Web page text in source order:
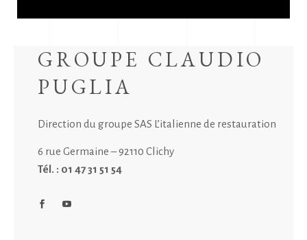
GROUPE CLAUDIO
PUGLIA
Direction du groupe SAS L’italienne de restauration
6 rue Germaine – 92110 Clichy
Tél. : 01 47 31 51 54